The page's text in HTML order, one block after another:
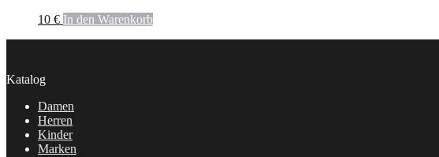
10 € In den Warenkorb
Katalog
Damen
Herren
Kinder
Marken